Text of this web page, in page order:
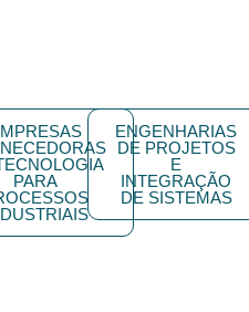
PARA
ENGENHARIAS
DE PROJETOS
E
INTEGRAÇÃO
DE SISTEMAS